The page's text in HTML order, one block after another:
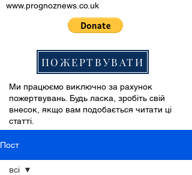
www.prognoznews.co.uk
ПОЖЕРТВУВАТИ
Ми працюємо виключно за рахунок
пожертвувань. Будь ласка, зробіть свій
внесок, якщо вам подобається читати ці
статті.
Пост
всі